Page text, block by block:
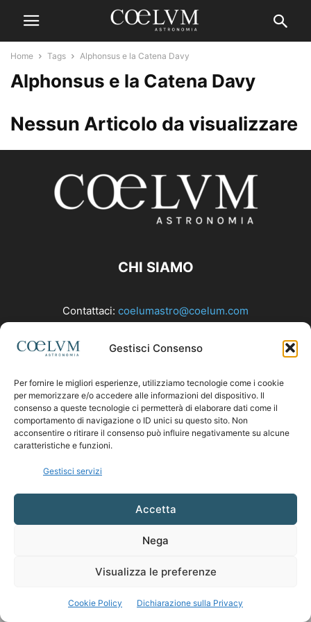
Gestisci Consenso
Per fornire le migliori esperienze, utilizziamo tecnologie come i cookie
per memorizzare e/o accedere alle informazioni del dispositivo. Il
consenso a queste tecnologie ci permetterà di elaborare dati come il
comportamento di navigazione o ID unici su questo sito. Non
acconsentire o ritirare il consenso può influire negativamente su alcune
caratteristiche e funzioni.
Gestisci servizi
Accetta
Nega
Visualizza le preferenze
Cookie Policy Dichiarazione sulla Privacy
Home Tags Alphonsus e la Catena Davy
Alphonsus e la Catena Davy
Nessun Articolo da visualizzare
CHI SIAMO
Contattaci: coelumastro@coelum.com
SEGUICI